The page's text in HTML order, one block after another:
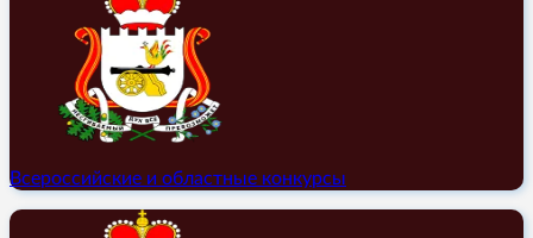
Всероссийские и областные конкурсы